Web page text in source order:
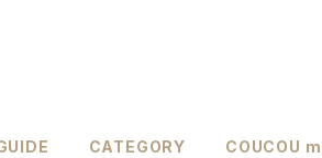
CATEGORY COUCOU